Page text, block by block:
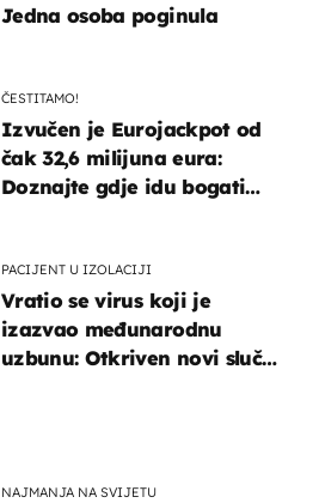
Jedna osoba poginula
ČESTITAMO!
Izvučen je Eurojackpot od
čak 32,6 milijuna eura:
Doznajte gdje idu bogati
PACIJENT U IZOLACIJI
Vratio se virus koji je
izazvao međunarodnu
uzbunu: Otkriven novi slučaj
NAJMANJA NA SVIJETU